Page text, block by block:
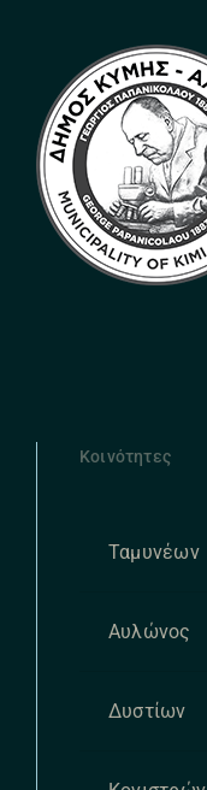
Κοινότητες
Ταμυνέων
Αυλώνος
Δυστίων